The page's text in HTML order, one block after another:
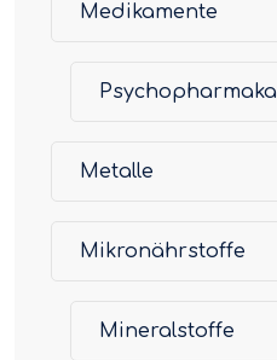
Medikamente
Psychopharmaka
Metalle
Mikronährstoffe
Mineralstoffe